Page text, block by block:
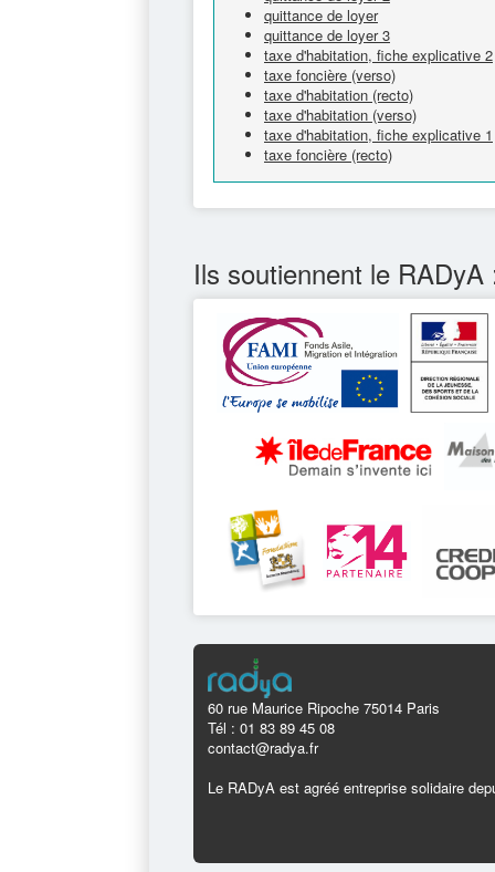
quittance de loyer
quittance de loyer 3
taxe d'habitation, fiche explicative 2
taxe foncière (verso)
taxe d'habitation (recto)
taxe d'habitation (verso)
taxe d'habitation, fiche explicative 1
taxe foncière (recto)
Ils soutiennent le RADyA
60 rue Maurice Ripoche 75014 Paris
Tél : 01 83 89 45 08
contact@radya.fr
Le RADyA est agréé entreprise solidaire